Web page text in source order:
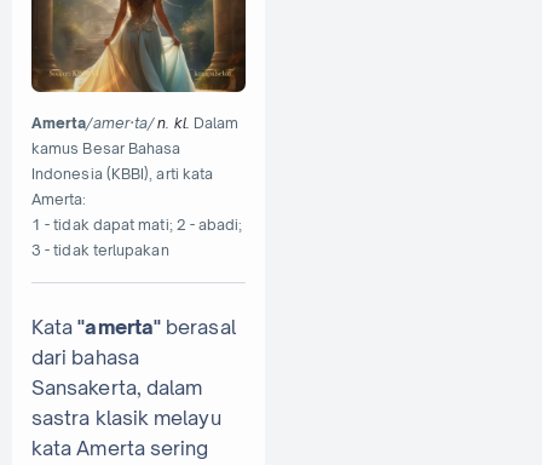
Amerta/amer·ta/n. kl. Dalam
kamus Besar Bahasa
Indonesia (KBBI), arti kata
Amerta:
1 - tidak dapat mati; 2 - abadi;
3 - tidak terlupakan
Kata"amerta" berasal
dari bahasa
Sansakerta, dalam
sastra klasik melayu
kata Amerta sering